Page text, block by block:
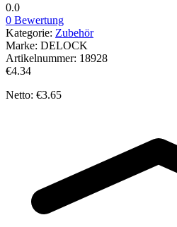
0.0
0 Bewertung
Kategorie: Zubehör
Marke: DELOCK
Artikelnummer: 18928
€4.34
Netto: €3.65